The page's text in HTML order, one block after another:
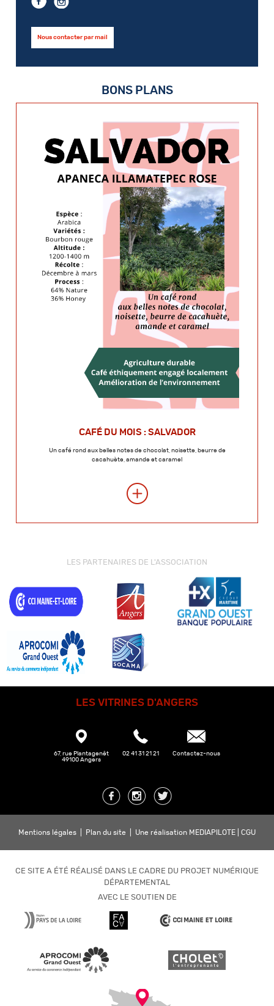
Nous contacter par mail
BONS PLANS
CAFÉ DU MOIS : SALVADOR
Un café rond aux belles notes de chocolat, noisette, beurre de
cacahuète, amande et caramel
LES PARTENAIRES DE L'ASSOCIATION
LES VITRINES D'ANGERS
67, rue Plantagenêt
49100 Angers
02 41 31 21 21 Contactez-nous
Mentions légales Plan du site Une réalisation MEDIAPILOTE CGU
CE SITE A ÉTÉ RÉALISÉ DANS LE CADRE DU PROJET NUMÉRIQUE
DÉPARTEMENTAL
AVEC LE SOUTIEN DE